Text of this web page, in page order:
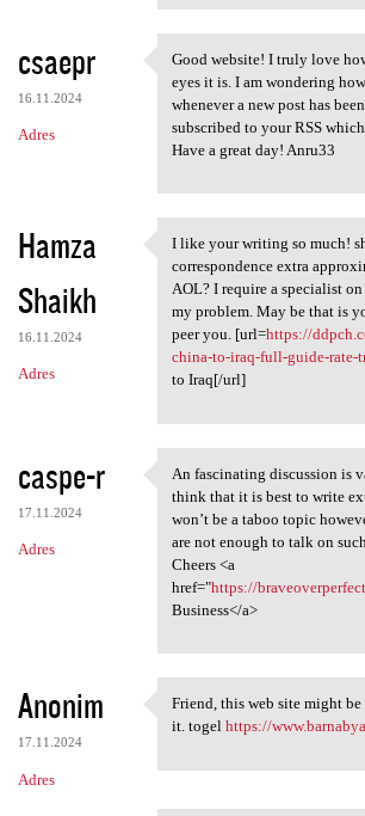
csaepr
16.11.2024
Adres
Good website! I truly
Good website! I truly love
eyes it is. I am wondering
whenever a new post has
subscribed to your RSS
Have a great day! Anru33
Hamza
Shaikh
16.11.2024
Adres
I like your writing so
I like your writing so much!
correspondence extra
AOL? I require a specialist
my problem. May be that is
peer you. [url=https://
china-to-iraq-full-guide-rate-
to Iraq[/url]
caspe-r
17.11.2024
Adres
An fascinating
An fascinating discussion is
think that it is best to write
won’t be a taboo topic
are not enough to talk on
Cheers <a
href="https://
Business</a>
Anonim
17.11.2024
Adres
Friend, this web site
Friend, this web site might
it. togel https://